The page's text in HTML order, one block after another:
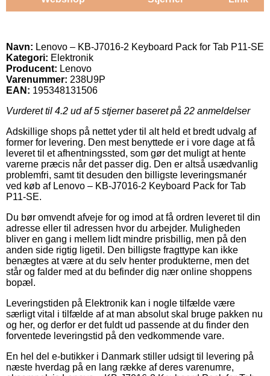
Navn: Lenovo – KB-J7016-2 Keyboard Pack for Tab P11-SE
Kategori: Elektronik
Producent: Lenovo
Varenummer: 238U9P
EAN: 195348131506
Vurderet til 4.2 ud af 5 stjerner baseret på 22 anmeldelser
Adskillige shops på nettet yder til alt held et bredt udvalg af
former for levering. Den mest benyttede er i vore dage at få
leveret til et afhentningssted, som gør det muligt at hente
varerne præcis når det passer dig. Den er altså usædvanlig
problemfri, samt tit desuden den billigste leveringsmanér
ved køb af Lenovo – KB-J7016-2 Keyboard Pack for Tab
P11-SE.
Du bør omvendt afveje for og imod at få ordren leveret til din
adresse eller til adressen hvor du arbejder. Muligheden
bliver en gang i mellem lidt mindre prisbillig, men på den
anden side rigtig ligetil. Den billigste fragttype kan ikke
benægtes at være at du selv henter produkterne, men det
står og falder med at du befinder dig nær online shoppens
bopæl.
Leveringstiden på Elektronik kan i nogle tilfælde være
særligt vital i tilfælde af at man absolut skal bruge pakken nu
og her, og derfor er det fuldt ud passende at du finder den
forventede leveringstid på den vedkommende vare.
En hel del e-butikker i Danmark stiller udsigt til levering på
næste hverdag på en lang række af deres varenumre,